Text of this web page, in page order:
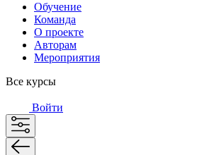
Обучение
Команда
О проекте
Авторам
Мероприятия
Все курсы
Войти